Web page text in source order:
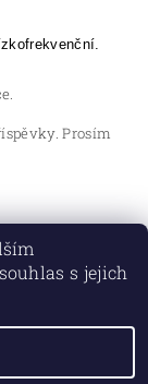
Prosím
s jejich